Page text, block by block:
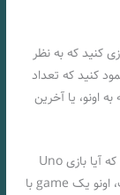
کنید که به نظر
کنید که تعداد
اونو، یا آخرین
اما در این بخش از مقاله این سوال هم به جود می آید که آیا بازی Uno
وابسته به استراتژی است یا شانس؟ در واقع باید گفت، اونو یک game با